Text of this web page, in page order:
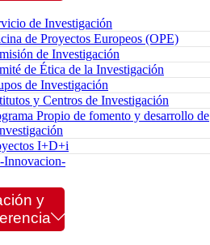
de Investigación
de Proyectos Europeos (OPE)
de Investigación
de Ética de la Investigación
de Investigación
y Centros de Investigación
Propio de fomento y desarrollo de
I+D+i
y